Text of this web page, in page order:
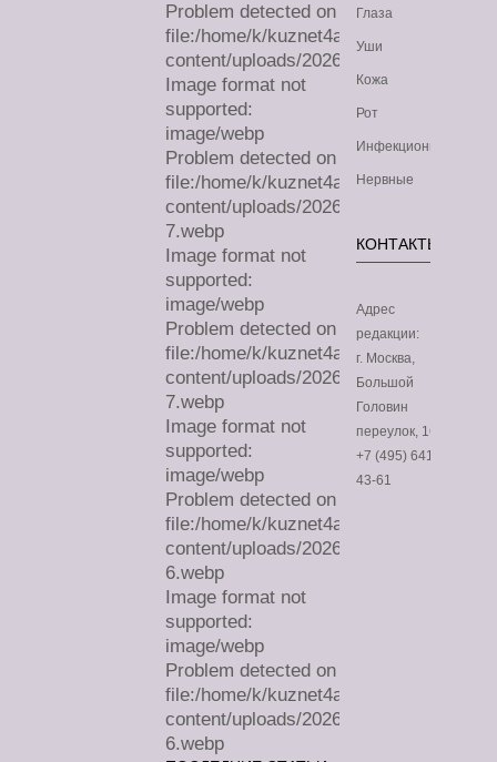
Problem detected on
file:/home/k/kuznet4a/
content/uploads/2026/08/sa.webp
Image format not
supported:
image/webp
Problem detected on
file:/home/k/kuznet4a/
content/uploads/2026/07/sa-
7.webp
Image format not
supported:
image/webp
Problem detected on
file:/home/k/kuznet4a/
content/uploads/2026/07/sa-
7.webp
Image format not
supported:
image/webp
Problem detected on
file:/home/k/kuznet4a/
content/uploads/2026/07/sa-
6.webp
Image format not
supported:
image/webp
Problem detected on
file:/home/k/kuznet4a/
content/uploads/2026/07/sa-
6.webp
Глаза
Уши
Кожа
Рот
Инфекционные
Нервные
КОНТАКТЫ
Адрес
редакции:
г. Москва,
Большой
Головин
переулок, 16
+7 (495) 641-
43-61